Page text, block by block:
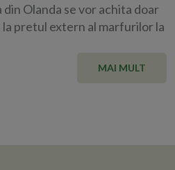
din Olanda se vor achita doar
pretul extern al marfurilor la
MAI MULT